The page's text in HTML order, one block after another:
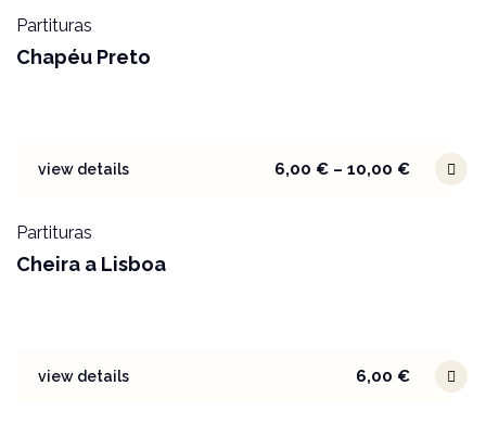
Partituras
Chapéu Preto
view details 6,00 €– 10,00 €
Partituras
Cheira a Lisboa
view details 6,00 €